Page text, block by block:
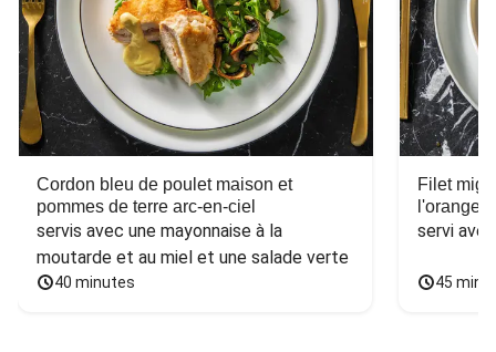
Cordon bleu de poulet maison et
pommes de terre arc-en-ciel
servis avec une mayonnaise à la
moutarde et au miel et une salade verte
40 minutes
Filet
l'orange
servi
45